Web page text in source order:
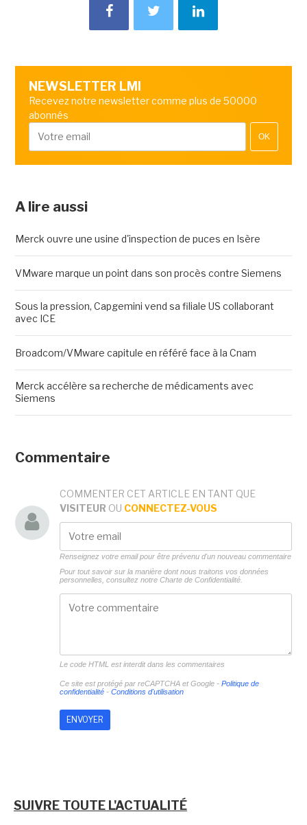
NEWSLETTER LMI
Recevez notre newsletter comme plus de 50000
abonnés
OK
A lire aussi
Merck ouvre une usine d'inspection de puces en Isère
VMware marque un point dans son procès contre Siemens
Sous la pression, Capgemini vend sa filiale US collaborant
avec ICE
Broadcom/VMware capitule en référé face à la Cnam
Merck accélère sa recherche de médicaments avec
Siemens
Commentaire
COMMENTER CET ARTICLE EN TANT QUE
VISITEUR OU CONNECTEZ-VOUS
Renseignez votre email pour être prévenu d'un nouveau commentaire
Pour tout savoir sur la manière dont nous traitons vos données
personnelles, consultez notre Charte de Confidentialité.
Le code HTML est interdit dans les commentaires
Ce site est protégé par reCAPTCHA et Google - Politique de
confidentialité- Conditions d'utilisation
SUIVRE TOUTE L'ACTUALITÉ